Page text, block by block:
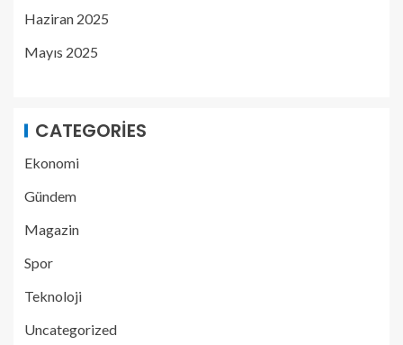
Haziran 2025
Mayıs 2025
CATEGORIES
Ekonomi
Gündem
Magazin
Spor
Teknoloji
Uncategorized